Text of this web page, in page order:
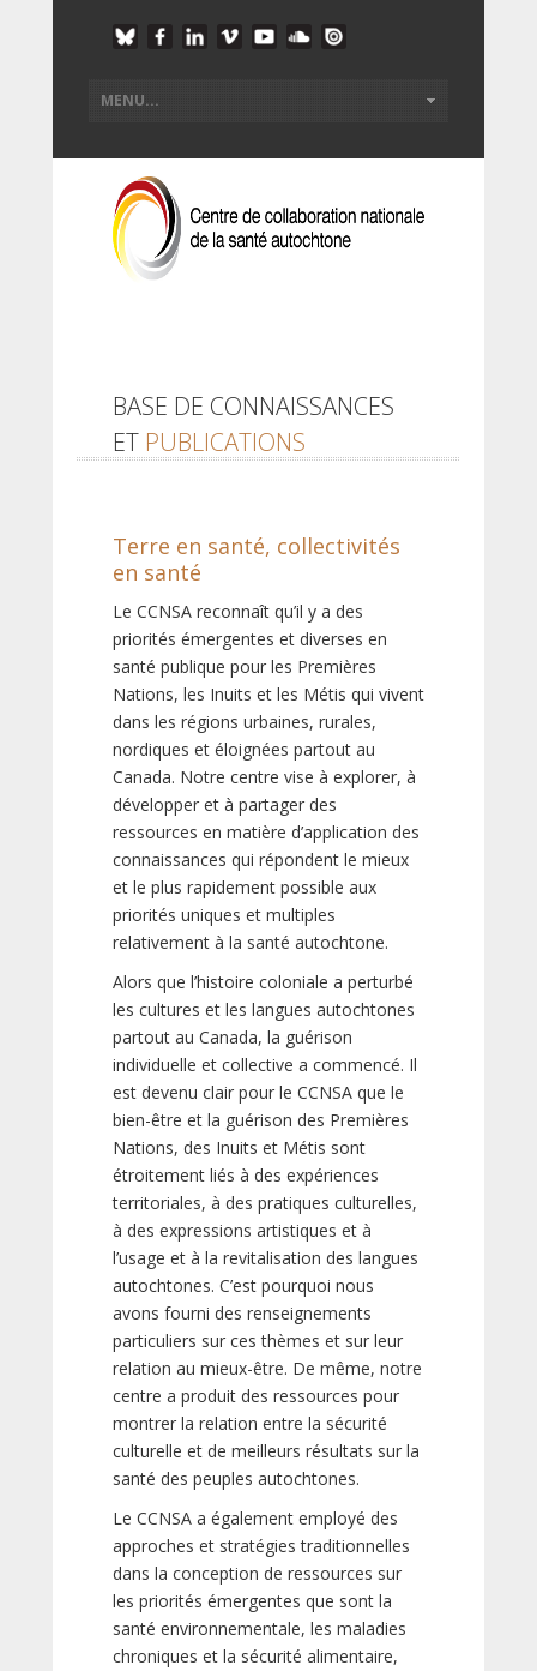
BASE DE CONNAISSANCES
ET PUBLICATIONS
Terre en santé, collectivités
en santé
Le CCNSA reconnaît qu’il y a des
priorités émergentes et diverses en
santé publique pour les Premières
Nations, les Inuits et les Métis qui vivent
dans les régions urbaines, rurales,
nordiques et éloignées partout au
Canada. Notre centre vise à explorer, à
développer et à partager des
ressources en matière d’application des
connaissances qui répondent le mieux
et le plus rapidement possible aux
priorités uniques et multiples
relativement à la santé autochtone.
Alors que l’histoire coloniale a perturbé
les cultures et les langues autochtones
partout au Canada, la guérison
individuelle et collective a commencé. Il
est devenu clair pour le CCNSA que le
bien-être et la guérison des Premières
Nations, des Inuits et Métis sont
étroitement liés à des expériences
territoriales, à des pratiques culturelles,
à des expressions artistiques et à
l’usage et à la revitalisation des langues
autochtones. C’est pourquoi nous
avons fourni des renseignements
particuliers sur ces thèmes et sur leur
relation au mieux-être. De même, notre
centre a produit des ressources pour
montrer la relation entre la sécurité
culturelle et de meilleurs résultats sur la
santé des peuples autochtones.
Le CCNSA a également employé des
approches et stratégies traditionnelles
dans la conception de ressources sur
les priorités émergentes que sont la
santé environnementale, les maladies
chroniques et la sécurité alimentaire,